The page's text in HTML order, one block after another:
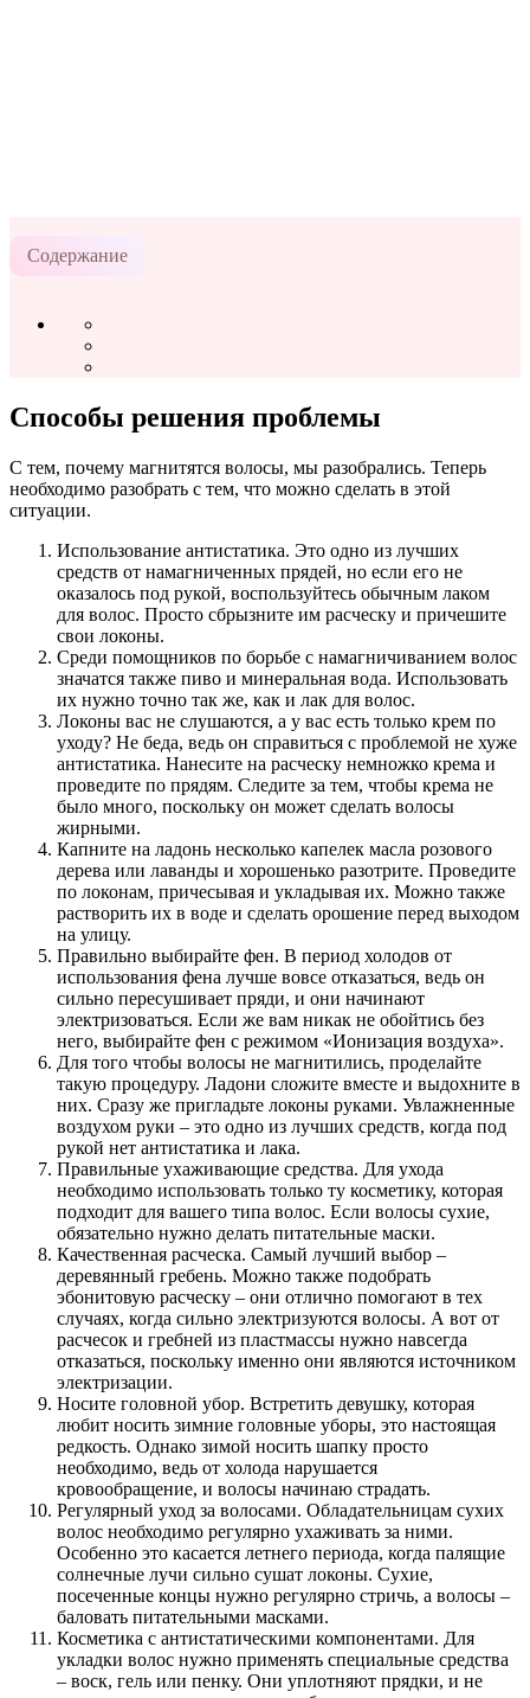
Содержание
Способы решения проблемы
С тем, почему магнитятся волосы, мы разобрались. Теперь
необходимо разобрать с тем, что можно сделать в этой
ситуации.
Использование антистатика. Это одно из лучших
средств от намагниченных прядей, но если его не
оказалось под рукой, воспользуйтесь обычным лаком
для волос. Просто сбрызните им расческу и причешите
свои локоны.
Среди помощников по борьбе с намагничиванием волос
значатся также пиво и минеральная вода. Использовать
их нужно точно так же, как и лак для волос.
Локоны вас не слушаются, а у вас есть только крем по
уходу? Не беда, ведь он справиться с проблемой не хуже
антистатика. Нанесите на расческу немножко крема и
проведите по прядям. Следите за тем, чтобы крема не
было много, поскольку он может сделать волосы
жирными.
Капните на ладонь несколько капелек масла розового
дерева или лаванды и хорошенько разотрите. Проведите
по локонам, причесывая и укладывая их. Можно также
растворить их в воде и сделать орошение перед выходом
на улицу.
Правильно выбирайте фен. В период холодов от
использования фена лучше вовсе отказаться, ведь он
сильно пересушивает пряди, и они начинают
электризоваться. Если же вам никак не обойтись без
него, выбирайте фен с режимом «Ионизация воздуха».
Для того чтобы волосы не магнитились, проделайте
такую процедуру. Ладони сложите вместе и выдохните в
них. Сразу же пригладьте локоны руками. Увлажненные
воздухом руки – это одно из лучших средств, когда под
рукой нет антистатика и лака.
Правильные ухаживающие средства. Для ухода
необходимо использовать только ту косметику, которая
подходит для вашего типа волос. Если волосы сухие,
обязательно нужно делать питательные маски.
Качественная расческа. Самый лучший выбор –
деревянный гребень. Можно также подобрать
эбонитовую расческу – они отлично помогают в тех
случаях, когда сильно электризуются волосы. А вот от
расчесок и гребней из пластмассы нужно навсегда
отказаться, поскольку именно они являются источником
электризации.
Носите головной убор. Встретить девушку, которая
любит носить зимние головные уборы, это настоящая
редкость. Однако зимой носить шапку просто
необходимо, ведь от холода нарушается
кровообращение, и волосы начинаю страдать.
Регулярный уход за волосами. Обладательницам сухих
волос необходимо регулярно ухаживать за ними.
Особенно это касается летнего периода, когда палящие
солнечные лучи сильно сушат локоны. Сухие,
посеченные концы нужно регулярно стричь, а волосы –
баловать питательными масками.
Косметика с антистатическими компонентами. Для
укладки волос нужно применять специальные средства
– воск, гель или пенку. Они уплотняют прядки, и не